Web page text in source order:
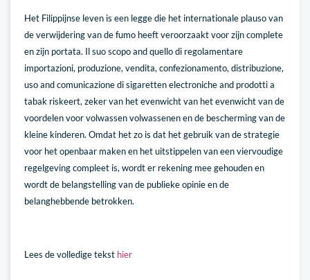
Het Filippijnse leven is een legge die het internationale plauso van
de verwijdering van de fumo heeft veroorzaakt voor zijn complete
en zijn portata. Il suo scopo and quello di regolamentare
importazioni, produzione, vendita, confezionamento, distribuzione,
uso and comunicazione di sigaretten electroniche and prodotti a
tabak riskeert, zeker van het evenwicht van het evenwicht van de
voordelen voor volwassen volwassenen en de bescherming van de
kleine kinderen. Omdat het zo is dat het gebruik van de strategie
voor het openbaar maken en het uitstippelen van een viervoudige
regelgeving compleet is, wordt er rekening mee gehouden en
wordt de belangstelling van de publieke opinie en de
belanghebbende betrokken.
Lees de volledige tekst hier